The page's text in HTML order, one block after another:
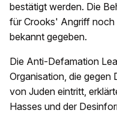
bestätigt werden. Die
für Crooks' Angriff noch
bekannt gegeben.
Die Anti-Defamation
Organisation, die gegen
von Juden eintritt,
Hasses und der